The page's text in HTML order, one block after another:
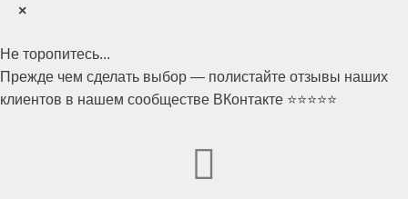
×
Не торопитесь...
Прежде чем сделать выбор — полистайте отзывы наших
клиентов в нашем сообществе ВКонтакте ⭐️⭐️⭐️⭐️⭐️